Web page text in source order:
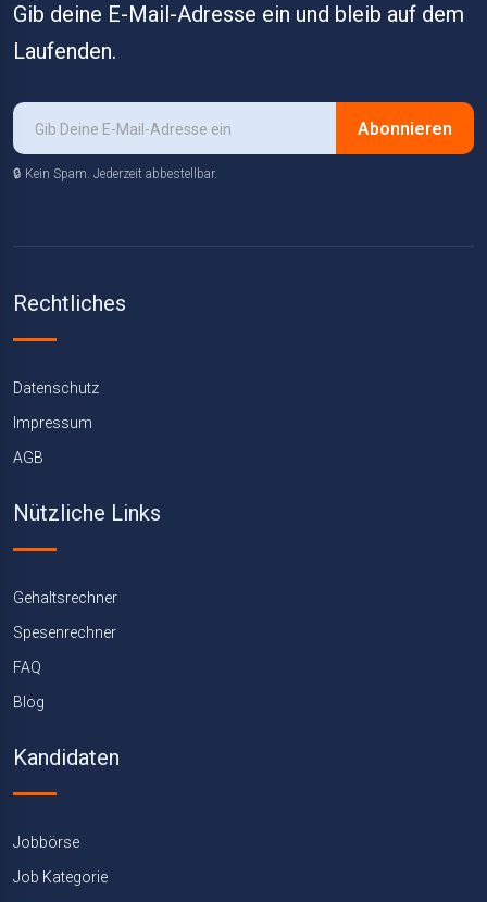
Gib deine E-Mail-Adresse ein und bleib auf dem
Laufenden.
Abonnieren
🔒 Kein Spam. Jederzeit abbestellbar.
Rechtliches
Datenschutz
Impressum
AGB
Nützliche Links
Gehaltsrechner
Spesenrechner
FAQ
Blog
Kandidaten
Jobbörse
Job Kategorie